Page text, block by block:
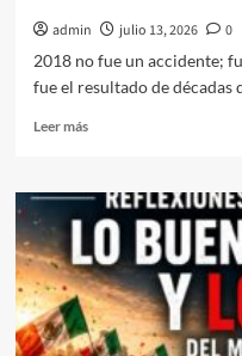
admin julio 13, 2026
0
2018 no fue un accidente;
fue el resultado de
Leer másLeer